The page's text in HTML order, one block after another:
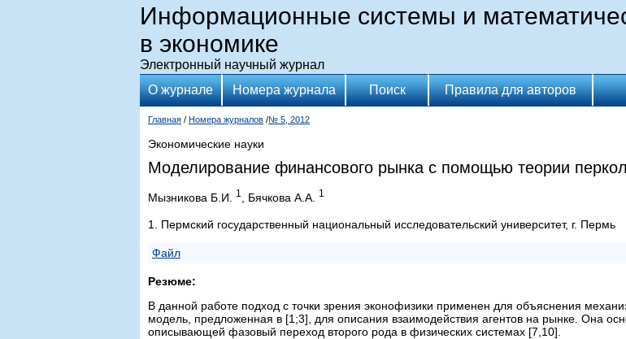
Информационные системы и
в экономике
Электронный научный журнал
О журнале Номера журнала Поиск Правила для авторов
Главная / Номера журналов /№ 5, 2012
Экономические науки
Моделирование финансового рынка с помощью теории
Мызникова Б.И. 1 , Бячкова А.А. 1
1. Пермский государственный национальный исследовательский университет, г. Пермь
Файл
Резюме:
В данной работе подход с точки зрения эконофизики применен для объяснения
модель, предложенная в [1;3], для описания взаимодействия агентов на рынке. Она
описывающей фазовый переход второго рода в физических системах [7,10].